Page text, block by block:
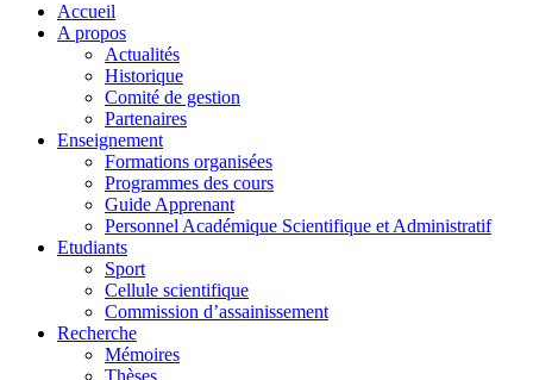
Accueil
A propos
Actualités
Historique
Comité de gestion
Partenaires
Enseignement
Formations organisées
Programmes des cours
Guide Apprenant
Personnel Académique Scientifique et Administratif
Etudiants
Sport
Cellule scientifique
Commission d’assainissement
Recherche
Mémoires
Thèses